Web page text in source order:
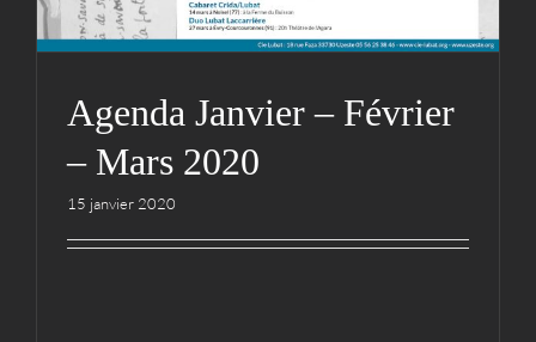
Agenda Janvier – Février
– Mars 2020
15 janvier 2020